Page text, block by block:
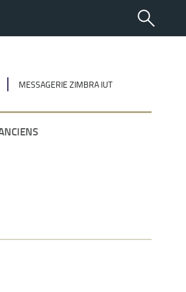
MESSAGERIE ZIMBRA IUT